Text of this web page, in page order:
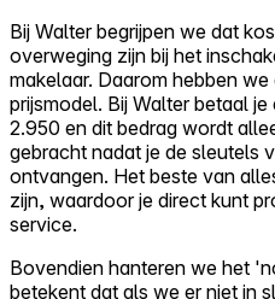
Bij Walter begrijpen we dat
overweging zijn bij het
makelaar. Daarom hebben
prijsmodel. Bij Walter betaal
2.950 en dit bedrag wordt
gebracht nadat je de sleutels
ontvangen. Het beste van
zijn, waardoor je direct kunt
service.
Bovendien hanteren we het
betekent dat als we er niet in